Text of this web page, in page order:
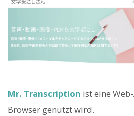
Mr. Transcription ist eine
Browser genutzt wird.